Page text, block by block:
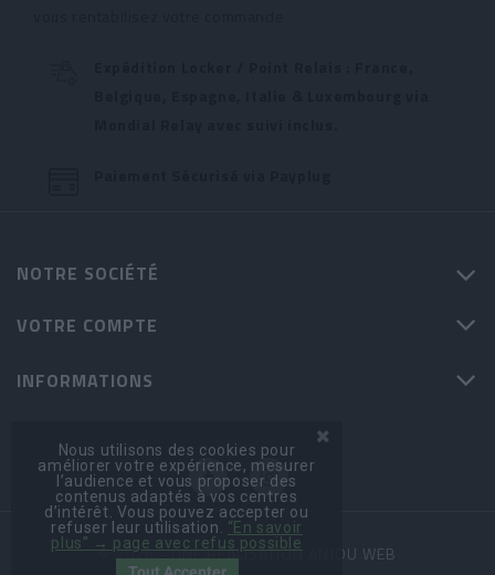
NOTRE SOCIÉTÉ
VOTRE COMPTE
INFORMATIONS
© 2026 - UNE RÉALISATION ANJOU WEB
Nous utilisons des cookies pour
améliorer votre expérience, mesurer
l’audience et vous proposer des
contenus adaptés à vos centres
d’intérêt. Vous pouvez accepter ou
refuser leur utilisation. “En savoir
plus” → page avec refus possible